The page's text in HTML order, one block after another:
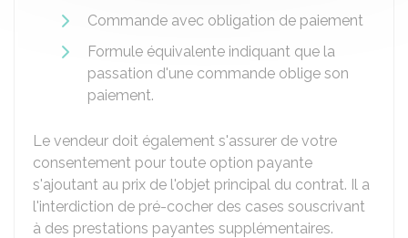
Commande avec obligation de paiement
Formule équivalente indiquant que la
passation d'une commande oblige son
paiement.
Le vendeur doit également s'assurer de votre
consentement pour toute option payante
s'ajoutant au prix de l'objet principal du contrat. Il a
l'interdiction de pré-cocher des cases souscrivant
à des prestations payantes supplémentaires.